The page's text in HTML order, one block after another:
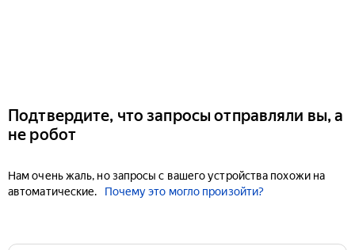
Подтвердите, что запросы отправляли вы, а
не робот
Нам очень жаль, но запросы с вашего устройства похожи на
автоматические.
Почему это могло произойти?